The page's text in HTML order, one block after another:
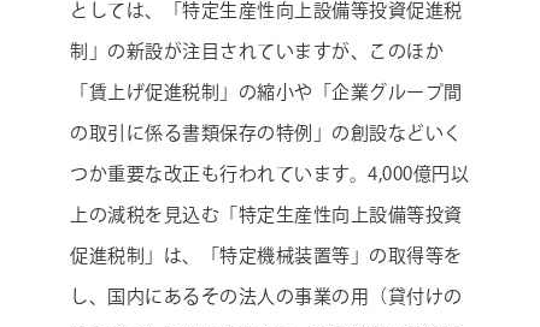
としては、「特定生産性向上設備等投資促進税
制」の新設が注目されていますが、このほか
「賃上げ促進税制」の縮小や「企業グループ間
の取引に係る書類保存の特例」の創設などいく
つか重要な改正も行われています。4,000億円以
上の減税を見込む「特定生産性向上設備等投資
促進税制」は、「特定機械装置等」の取得等を
し、国内にあるその法人の事業の用（貸付けの